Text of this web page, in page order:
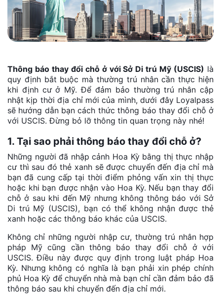
Thông báo thay đổi chỗ ở với Sở Di trú Mỹ (USCIS) là
quy định bắt buộc mà thường trú nhân cần thực hiện
khi định cư ở Mỹ. Để đảm bảo thường trú nhân cập
nhật kịp thời địa chỉ mới của mình, dưới đây Loyalpass
sẽ hướng dẫn bạn cách thức thông báo thay đổi chỗ ở
với USCIS. Đừng bỏ lỡ thông tin quan trọng này nhé!
1. Tại sao phải thông báo thay đổi chỗ ở?
Những người đã nhập cảnh Hoa Kỳ bằng thị thực nhập
cư thì sau đó thẻ xanh sẽ được chuyển đến địa chỉ mà
bạn đã cung cấp tại thời điểm phỏng vấn xin thị thực
hoặc khi bạn được nhận vào Hoa Kỳ. Nếu bạn thay đổi
chỗ ở sau khi đến Mỹ nhưng không thông báo với Sở
Di trú Mỹ (USCIS), bạn có thể không nhận được thẻ
xanh hoặc các thông báo khác của USCIS.
Không chỉ những người nhập cư, thường trú nhân hợp
pháp Mỹ cũng cần thông báo thay đổi chỗ ở với
USCIS. Điều này được quy định trong luật pháp Hoa
Kỳ. Nhưng không có nghĩa là bạn phải xin phép chính
phủ Hoa Kỳ để chuyển nhà mà bạn chỉ cần đảm bảo đã
thông báo sau khi chuyển đến địa chỉ mới.